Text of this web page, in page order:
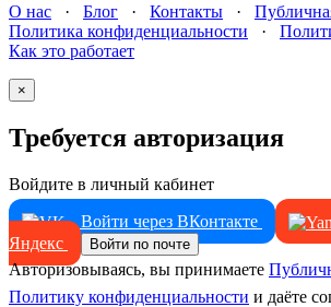
О нас · Блог · Контакты ·
Политика конфиденциальности ·
Как это работает
×
Требуется авторизация
Войдите в личный кабинет
Войти через ВКонтакте
Яндекс
Войти по почте
Авторизовываясь, вы принимаете
Политику конфиденциальности и даёте